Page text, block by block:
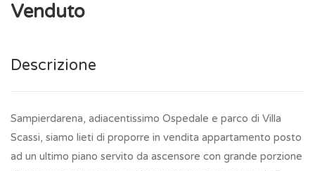
Venduto
Descrizione
Sampierdarena, adiacentissimo Ospedale e parco di Villa
Scassi, siamo lieti di proporre in vendita appartamento posto
ad un ultimo piano servito da ascensore con grande porzione